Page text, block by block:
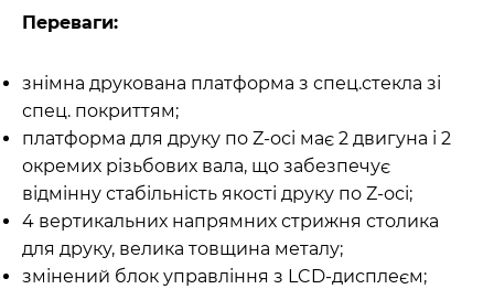
Переваги:
знімна друкована платформа з спец.стекла зі
спец. покриттям;
платформа для друку по Z-осі має 2 двигуна і 2
окремих різьбових вала, що забезпечує
відмінну стабільність якості друку по Z-осі;
4 вертикальних напрямних стрижня столика
для друку, велика товщина металу;
змінений блок управління з LCD-дисплеєм;